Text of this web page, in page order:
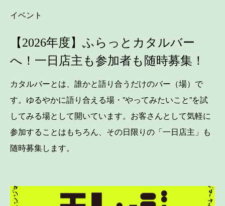
イベント
【2026年度】ふらっとカタルバー
へ！一日店主も参加者も随時募集！
カタルバーとは、誰かと語り合うだけのバー（場）で
す。ゆるやかに語り合える場・”やってみたいこと”を試
してみる場として開いています。お客さんとして気軽に
参加することはもちろん、その日限りの「一日店主」も
随時募集します。